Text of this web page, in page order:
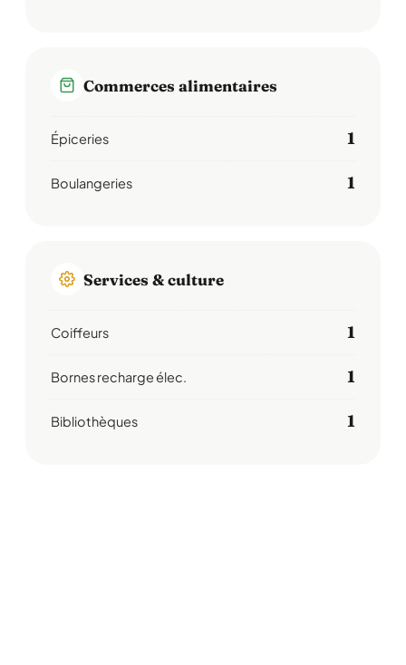
Commerces alimentaires
Épiceries 1
Boulangeries 1
Services & culture
Coiffeurs 1
Bornes recharge élec. 1
Bibliothèques 1